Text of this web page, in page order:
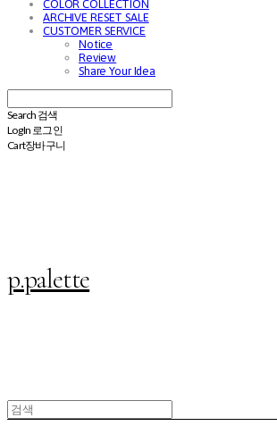
COLOR COLLECTION
ARCHIVE RESET SALE
CUSTOMER SERVICE
Notice
Review
Share Your Idea
Search 검색
Log In 로그인
Cart장바구니
p.palette